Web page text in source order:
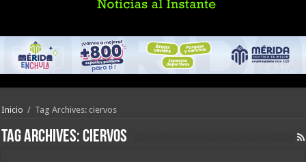
Inicio / Tag Archives: ciervos
Tag Archives:ciervos